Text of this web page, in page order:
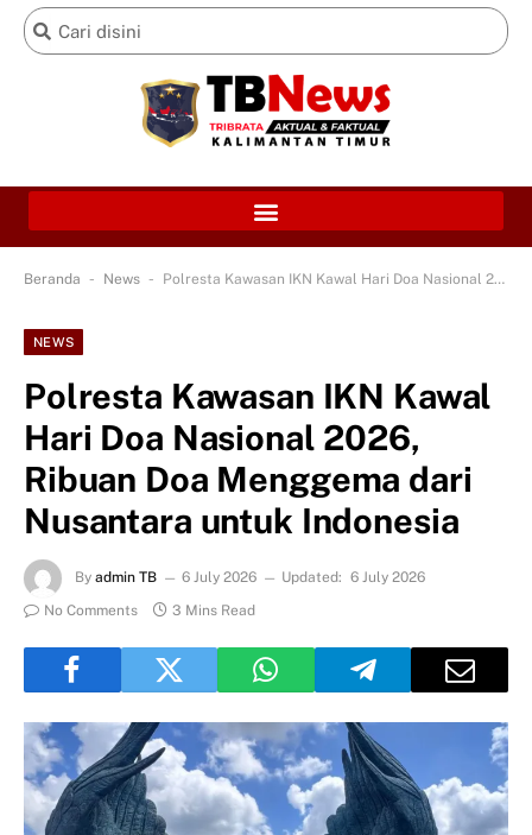
Beranda - News - Polresta Kawasan IKN Kawal Hari Doa Nasional 2026, Ribuan Doa Menggema dari Nusantara untuk Indonesia
NEWS
Polresta Kawasan IKN Kawal
Hari Doa Nasional 2026,
Ribuan Doa Menggema dari
Nusantara untuk Indonesia
By admin TB 6 July 2026 Updated: 6 July 2026
No Comments
3 Mins Read